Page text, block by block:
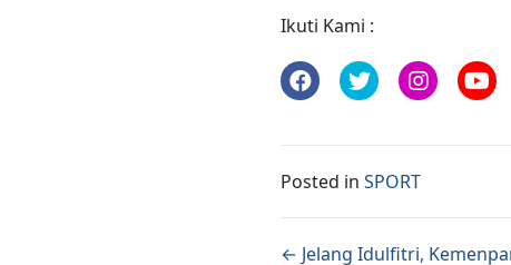
Ikuti Kami :
Posted inSPORT
← Jelang Idulfitri,